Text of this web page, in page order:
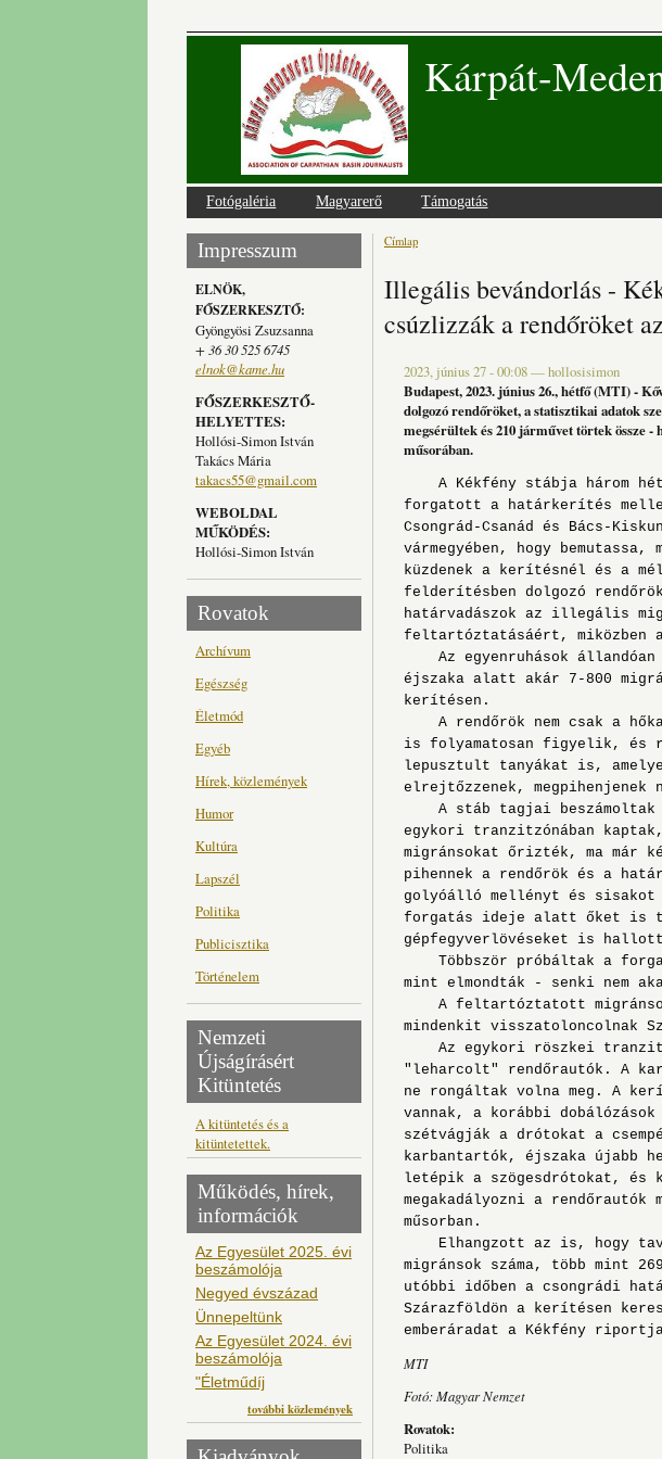
Kárpát-
Fotógaléria Magyarerő Támogatás
Impresszum
ELNÖK,
FŐSZERKESZTŐ:
Gyöngyösi Zsuzsanna
+ 36 30 525 6745
elnok@kame.hu
FŐSZERKESZTŐ-
HELYETTES:
Hollósi-Simon István
Takács Mária
takacs55@gmail.com
WEBOLDAL
MŰKÖDÉS:
Hollósi-Simon István
Rovatok
Archívum
Egészség
Életmód
Egyéb
Hírek, közlemények
Humor
Kultúra
Lapszél
Politika
Publicisztika
Történelem
Nemzeti
Újságírásért
Kitüntetés
A kitüntetés és a
kitüntetettek.
Működés, hírek,
információk
Az Egyesület 2025. évi
beszámolója
Negyed évszázad
Ünnepeltünk
Az Egyesület 2024. évi
beszámolója
"Életműdíj
további közlemények
Jelenlegi hely
Címlap
Illegális bevándorlás -
csúzlizzák a rendőröket
2023, június 27 - 00:08—hollosisimon
Budapest, 2023. június 26., hétfő (MTI) -
dolgozó rendőröket, a statisztikai adatok
megsérültek és 210 járművet törtek össze
műsorában.
A Kékfény stábja három
forgatott a határkerítés
Csongrád-Csanád és Bács-Kiskun
vármegyében, hogy bemutassa,
küzdenek a kerítésnél és a
felderítésben dolgozó
határvadászok az illegális
feltartóztatásáért, miközben
Az egyenruhások állandóan
éjszaka alatt akár 7-800
kerítésen.
A rendőrök nem csak a
is folyamatosan figyelik, és
lepusztult tanyákat is,
elrejtőzzenek, megpihenjenek
A stáb tagjai beszámoltak
egykori tranzitzónában
migránsokat őrizték, ma már
pihennek a rendőrök és a
golyóálló mellényt és
forgatás ideje alatt őket is
gépfegyverlövéseket is
Többször próbáltak a
mint elmondták - senki nem
A feltartóztatott
mindenkit visszatoloncolnak
Az egykori röszkei
"leharcolt" rendőrautók. A
ne rongáltak volna meg. A
vannak, a korábbi
szétvágják a drótokat a
karbantartók, éjszaka újabb
letépik a szögesdrótokat,
megakadályozni a
műsorban.
Elhangzott az is, hogy
migránsok száma, több mint
utóbbi időben a csongrádi
Szárazföldön a kerítésen
emberáradat a Kékfény
MTI
Fotó: Magyar Nemzet
Rovatok:
Politika